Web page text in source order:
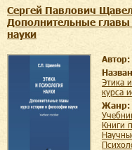
Сергей Павлович
Дополнительные
науки
Автор:
Этика и психология науки. Дополнительные главы
курса
Жанр:
книги